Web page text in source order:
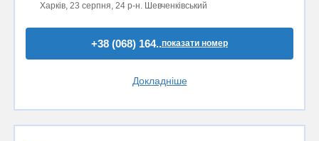
Харків, 23 серпня, 24 р-н. Шевченківський
+38 (068) 164..показати номер
Докладніше